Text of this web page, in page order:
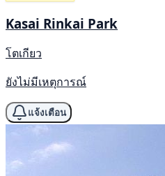
Kasai Rinkai Park
โตเกียว
ยังไม่มีเหตุการณ์
แจ้งเตือน